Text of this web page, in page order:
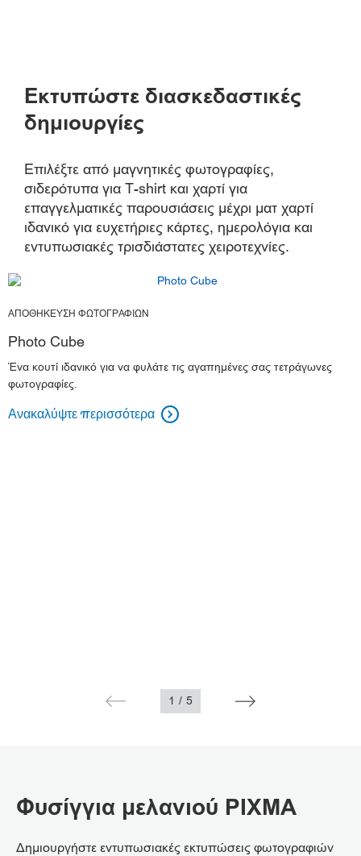
Εκτυπώστε διασκεδαστικές
δημιουργίες
Επιλέξτε από μαγνητικές φωτογραφίες,
σιδερότυπα για T-shirt και χαρτί για
επαγγελματικές παρουσιάσεις μέχρι ματ χαρτί
ιδανικό για ευχετήριες κάρτες, ημερολόγια και
εντυπωσιακές τρισδιάστατες χειροτεχνίες.
ΑΠΟΘΗΚΕΥΣΗ ΦΩΤΟΓΡΑΦΙΩΝ
Photo Cube
Ένα κουτί ιδανικό για να φυλάτε τις αγαπημένες σας τετράγωνες
φωτογραφίες.
Ανακαλύψτε περισσότερα

1 / 5
Φυσίγγια μελανιού PIXMA
Δημιουργήστε εντυπωσιακές εκτυπώσεις φωτογραφιών